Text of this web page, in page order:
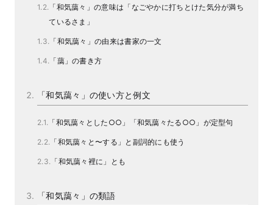
「和気藹々」の意味は「なごやかに打ちとけた気分が満ち
ているさま」
「和気藹々」の由来は書家の一文
「藹」の書き方
「和気藹々」の使い方と例文
「和気藹々とした○○」「和気藹々たる○○」が定型句
「和気藹々と〜する」と副詞的にも使う
「和気藹々裡に」とも
「和気藹々」の類語